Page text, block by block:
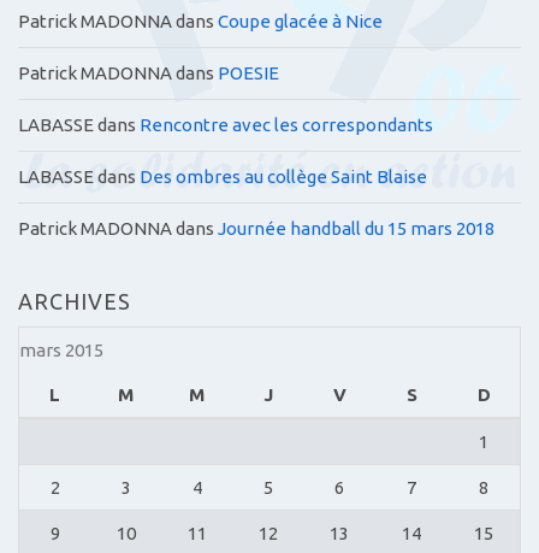
Patrick MADONNAdans Coupe glacée à Nice
Patrick MADONNAdans POESIE
LABASSE dans Rencontre avec les correspondants
LABASSE dans Des ombres au collège Saint Blaise
Patrick MADONNAdans Journée handball du 15 mars 2018
ARCHIVES
mars 2015
L M M J V S D
1
2 3 4 5 6 7 8
9 10 11 12 13 14 15